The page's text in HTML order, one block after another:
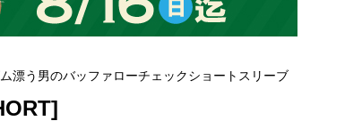
漂う男のバッファローチェックショートスリーブ